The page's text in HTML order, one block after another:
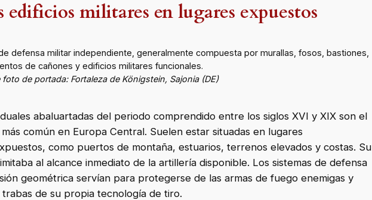
edificios militares en lugares expuestos
defensa militar independiente, generalmente compuesta por murallas, fosos, bastiones,
de cañones y edificios militares funcionales.
foto de portada: Fortaleza de Königstein, Sajonia (DE)
abaluartadas del periodo comprendido entre los siglos XVI y XIX son el
común en Europa Central. Suelen estar situadas en lugares
como puertos de montaña, estuarios, terrenos elevados y costas. Su
al alcance inmediato de la artillería disponible. Los sistemas de defensa
geométrica servían para protegerse de las armas de fuego enemigas y
de su propia tecnología de tiro.